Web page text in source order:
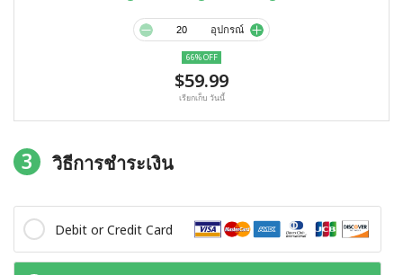
อุปกรณ์
66% OFF
$59.99
เรียกเก็บ วันนี้
3 วิธีการชำระเงิน
Debit or Credit Card